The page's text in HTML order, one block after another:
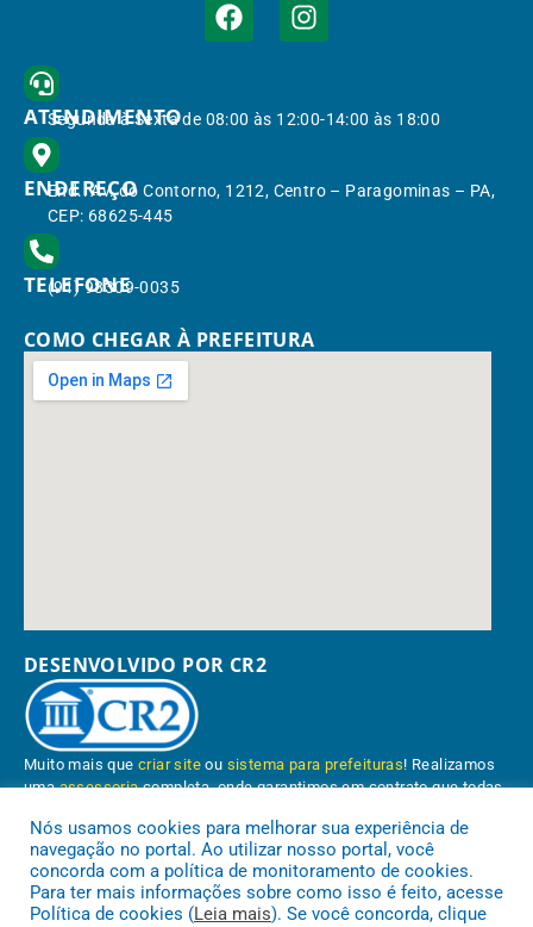
ATENDIMENTO
Segunda à Sexta de 08:00 às 12:00-14:00 às 18:00
ENDEREÇO
End.: Av. do Contorno, 1212, Centro – Paragominas – PA,
CEP: 68625-445
TELEFONE
(91) 98309-0035
COMO CHEGAR À PREFEITURA
DESENVOLVIDO POR CR2
Muito mais quecriar site ou sistema para prefeituras! Realizamos
umaassessoriacompleta, onde garantimos em contrato que todas
Conheça oPNTP e oRadar da Transparência Pública
Nós usamos cookies para melhorar sua experiência de
navegação no portal. Ao utilizar nosso portal, você
concorda com a política de monitoramento de cookies.
Para ter mais informações sobre como isso é feito, acesse
Política de cookies (Leia mais). Se você concorda, clique